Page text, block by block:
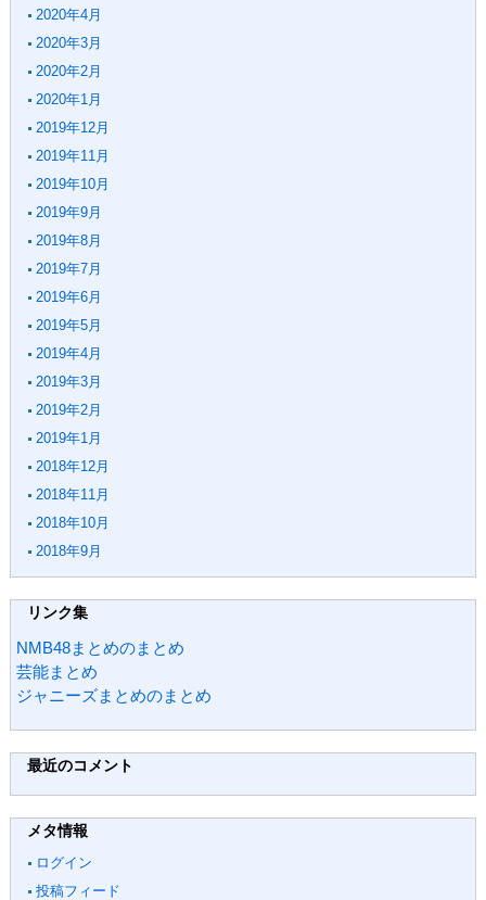
2020年4月
2020年3月
2020年2月
2020年1月
2019年12月
2019年11月
2019年10月
2019年9月
2019年8月
2019年7月
2019年6月
2019年5月
2019年4月
2019年3月
2019年2月
2019年1月
2018年12月
2018年11月
2018年10月
2018年9月
リンク集
NMB48まとめのまとめ
芸能まとめ
ジャニーズまとめのまとめ
最近のコメント
メタ情報
ログイン
投稿フィード